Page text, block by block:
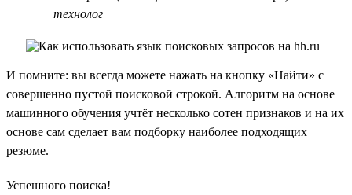
технолог
И помните: вы всегда можете нажать на кнопку «Найти» с
совершенно пустой поисковой строкой. Алгоритм на основе
машинного обучения учтёт несколько сотен признаков и на их
основе сам сделает вам подборку наиболее подходящих
резюме.
Успешного поиска!